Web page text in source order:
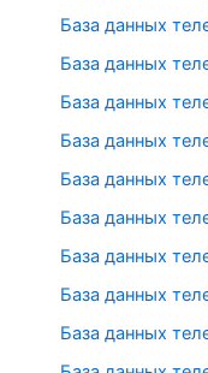
База данных
База данных
База данных
База данных
База данных
База данных
База данных
База данных
База данных